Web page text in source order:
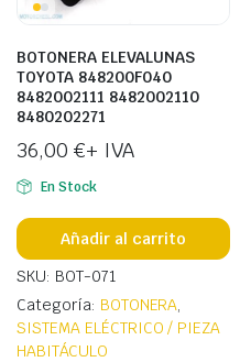
BOTONERA ELEVALUNAS
TOYOTA 848200F040
8482002111 8482002110
8480202271
36,00 €+ IVA
En Stock
Añadir al carrito
SKU: BOT-071
Categoría: BOTONERA,
SISTEMA ELÉCTRICO / PIEZA
HABITÁCULO